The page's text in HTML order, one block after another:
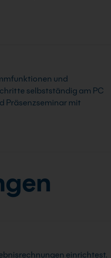
und
selbstständig am PC
Präsenzseminar mit
einrichtest.